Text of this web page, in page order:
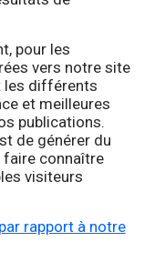
pour les
vers notre site
les différents
et meilleures
publications.
de générer du
connaître
visiteurs
rapport à notre